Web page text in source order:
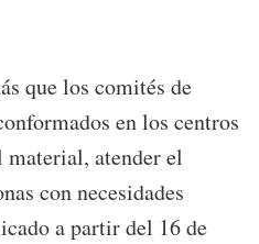
que los comités de
en los centros
material, atender el
con necesidades
a partir del 16 de